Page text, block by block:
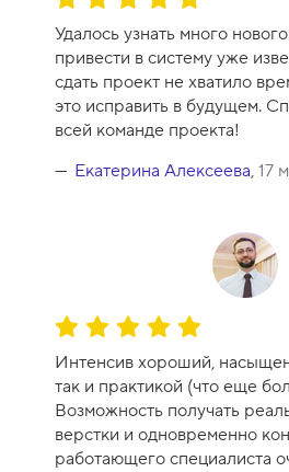
ц
е
н
к
а
к
у
0
Удалось узнать много
привести в систему уже
сдать проект не хватило
это исправить в будущем.
всей команде проекта!
Екатерина Алексеева, 17
О
е
н
к
а
Интенсив хороший,
так и практикой (что еще
Возможность получать
верстки и одновременно
работающего специалиста